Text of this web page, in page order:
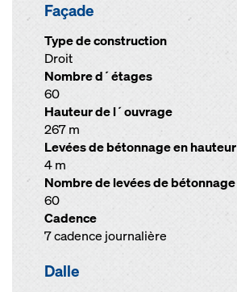
Façade
Type de construction
Droit
Nombre d´étages
60
Hauteur de l´ouvrage
267 m
Levées de bétonnage en hauteur
4 m
Nombre de levées de bétonnage
60
Cadence
7 cadence journalière
Dalle